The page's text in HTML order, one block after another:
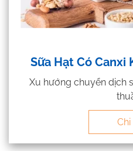
Sữa Hạt Có Canxi
Xu hướng chuyển dịch
Chi